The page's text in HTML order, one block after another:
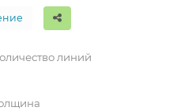
линий